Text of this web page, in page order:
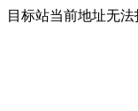
目标站当前地址无法